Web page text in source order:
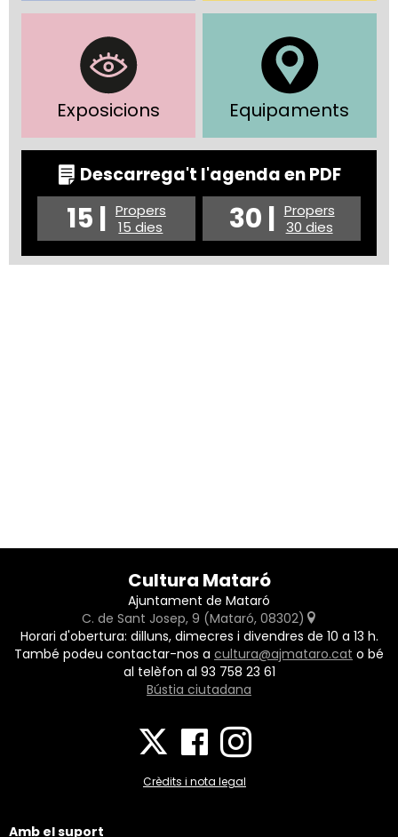
Exposicions Equipaments
Descarrega't l'agenda en PDF
15 | Propers
15 dies
30 | Propers
30 dies
Cultura Mataró
Ajuntament de Mataró
C. de Sant Josep, 9 (Mataró, 08302)
Horari d'obertura: dilluns, dimecres i divendres de 10 a 13 h.
També podeu contactar-nos a cultura@ajmataro.cat o bé
al telèfon al 93 758 23 61
Bústia ciutadana
Crèdits i nota legal
Amb el suport